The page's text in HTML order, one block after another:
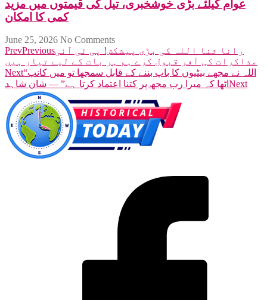
عوام کیلئے بڑی خوشخبری، تیل کی قیمتوں میں مزید
کمی کا امکان
June 25, 2026 No Comments
PrevPreviousرانا ثنا اللہ کی بڑی پیشکش! پی ٹی آئی
مذاکرات کی آفر قبول کرے ہم ہر بات کے لیے تیار ہیں
Next“اللہ نے مجھے بیٹیوں کا باپ بننے کے قابل سمجھا تو میں کانپ
اٹھا کہ میرا رب مجھ پر کتنا اعتماد کرتا ہے” — شان شاہدNext